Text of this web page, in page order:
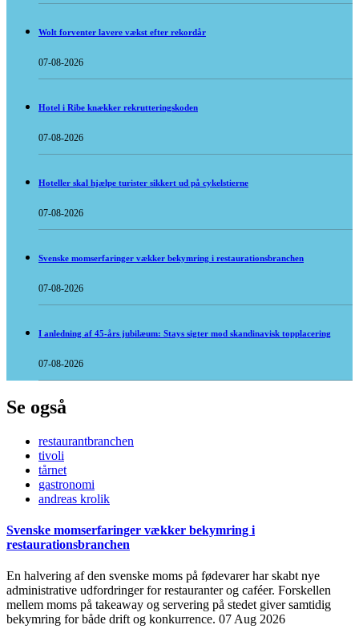
Wolt forventer lavere vækst efter rekordår
07-08-2026
Hotel i Ribe knækker rekrutteringskoden
07-08-2026
Hoteller skal hjælpe turister sikkert ud på cykelstierne
07-08-2026
Svenske momserfaringer vækker bekymring i restaurationsbranchen
07-08-2026
I anledning af 45-års jubilæum: Stays sigter mod skandinavisk topplacering
07-08-2026
Se også
restaurantbranchen
tivoli
tårnet
gastronomi
andreas krolik
Svenske momserfaringer vækker bekymring i
restaurationsbranchen
En halvering af den svenske moms på fødevarer har skabt nye
administrative udfordringer for restauranter og caféer. Forskellen
mellem moms på takeaway og servering på stedet giver samtidig
bekymring for både drift og konkurrence. 07 Aug 2026